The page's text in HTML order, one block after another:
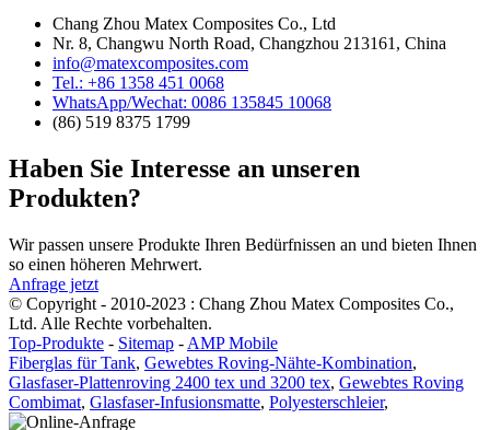
Chang Zhou Matex Composites Co., Ltd
Nr. 8, Changwu North Road, Changzhou 213161, China
info@matexcomposites.com
Tel.: +86 1358 451 0068
WhatsApp/Wechat: 0086 135845 10068
(86) 519 8375 1799
Haben Sie Interesse an unseren
Produkten?
Wir passen unsere Produkte Ihren Bedürfnissen an und bieten Ihnen
so einen höheren Mehrwert.
Anfrage jetzt
© Copyright - 2010-2023 : Chang Zhou Matex Composites Co.,
Ltd. Alle Rechte vorbehalten.
Top-Produkte - Sitemap - AMP Mobile
Fiberglas für Tank, Gewebtes Roving-Nähte-Kombination,
Glasfaser-Plattenroving 2400 tex und 3200 tex, Gewebtes Roving
Combimat, Glasfaser-Infusionsmatte, Polyesterschleier,